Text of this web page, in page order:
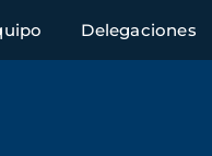
Delegaciones